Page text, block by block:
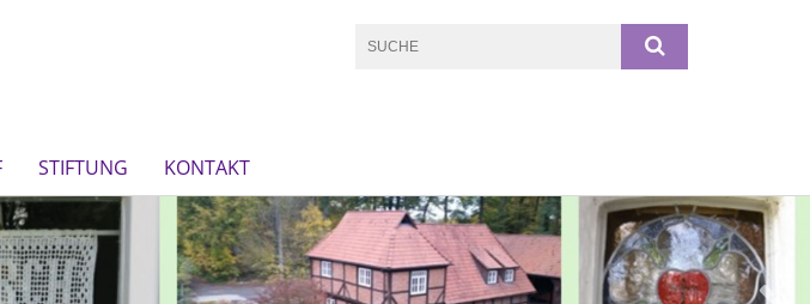
STIFTUNG KONTAKT